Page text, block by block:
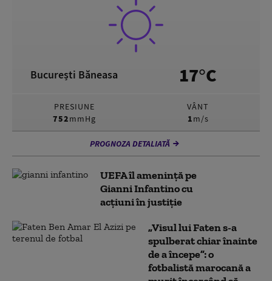
București Băneasa 17°C
PRESIUNE
752mmHg
VÂNT
1m/s
PROGNOZA DETALIATĂ
UEFA îl amenință pe
Gianni Infantino cu
acțiuni în justiție
„Visul lui Faten s-a
spulberat chiar înainte
de a începe”: o
fotbalistă marocană a